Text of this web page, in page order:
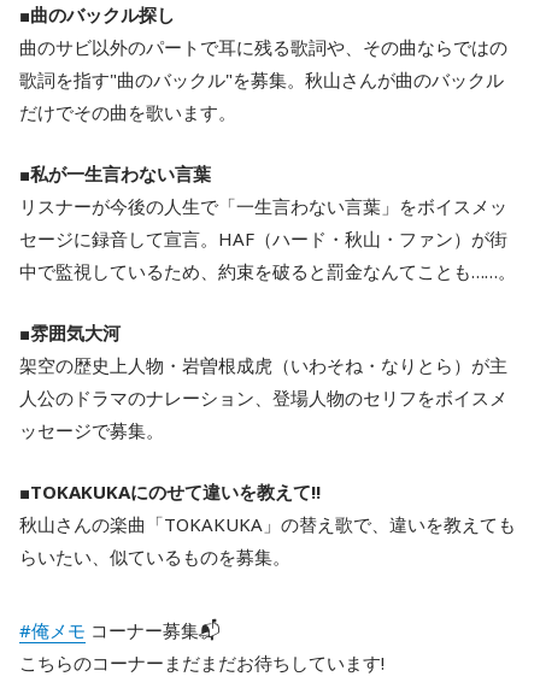
■曲のバックル探し
曲のサビ以外のパートで耳に残る歌詞や、その曲ならではの
歌詞を指す"曲のバックル"を募集。秋山さんが曲のバックル
だけでその曲を歌います。
■私が一生言わない言葉
リスナーが今後の人生で「一生言わない言葉」をボイスメッ
セージに録音して宣言。HAF（ハード・秋山・ファン）が街
中で監視しているため、約束を破ると罰金なんてことも……。
■雰囲気大河
架空の歴史上人物・岩曽根成虎（いわそね・なりとら）が主
人公のドラマのナレーション、登場人物のセリフをボイスメ
ッセージで募集。
■TOKAKUKAにのせて違いを教えて!!
秋山さんの楽曲「TOKAKUKA」の替え歌で、違いを教えても
らいたい、似ているものを募集。
#俺メモ コーナー募集📬
こちらのコーナーまだまだお待ちしています!